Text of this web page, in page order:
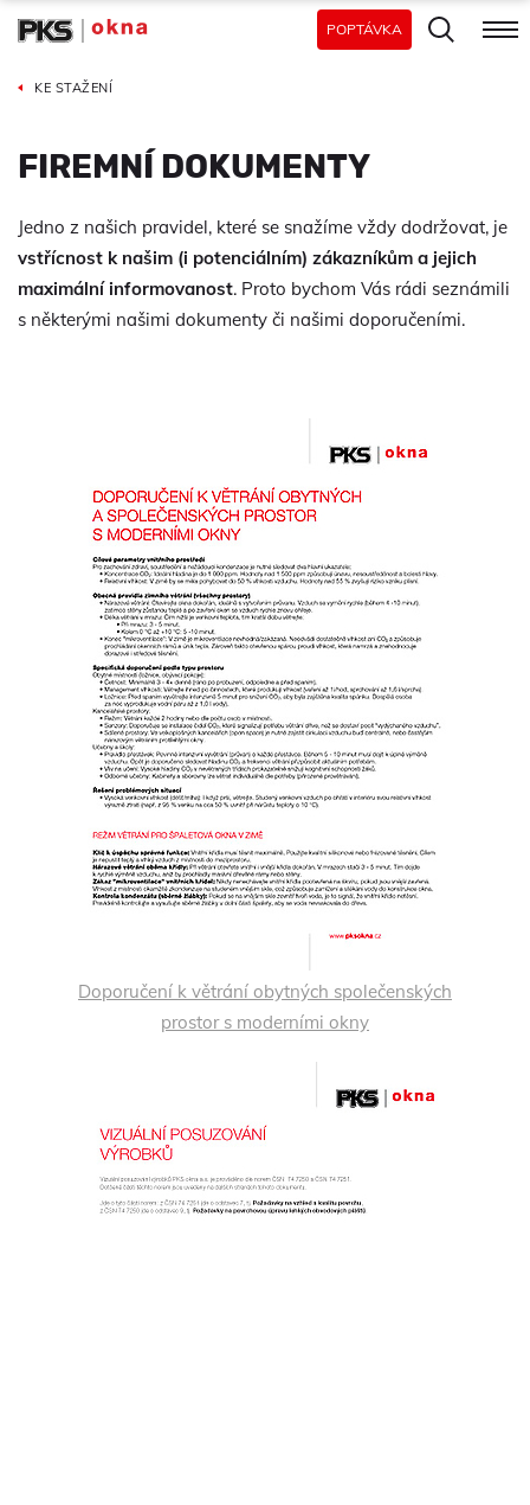
POPTÁVKA
KE STAŽENÍ
FIREMNÍ DOKUMENTY
Jedno z našich pravidel, které se snažíme vždy dodržovat, je
vstřícnost k našim (i potenciálním) zákazníkům a jejich
maximální informovanost. Proto bychom Vás rádi seznámili
s některými našimi dokumenty či našimi doporučeními.
Doporučení k větrání obytných společenských
prostor s moderními okny